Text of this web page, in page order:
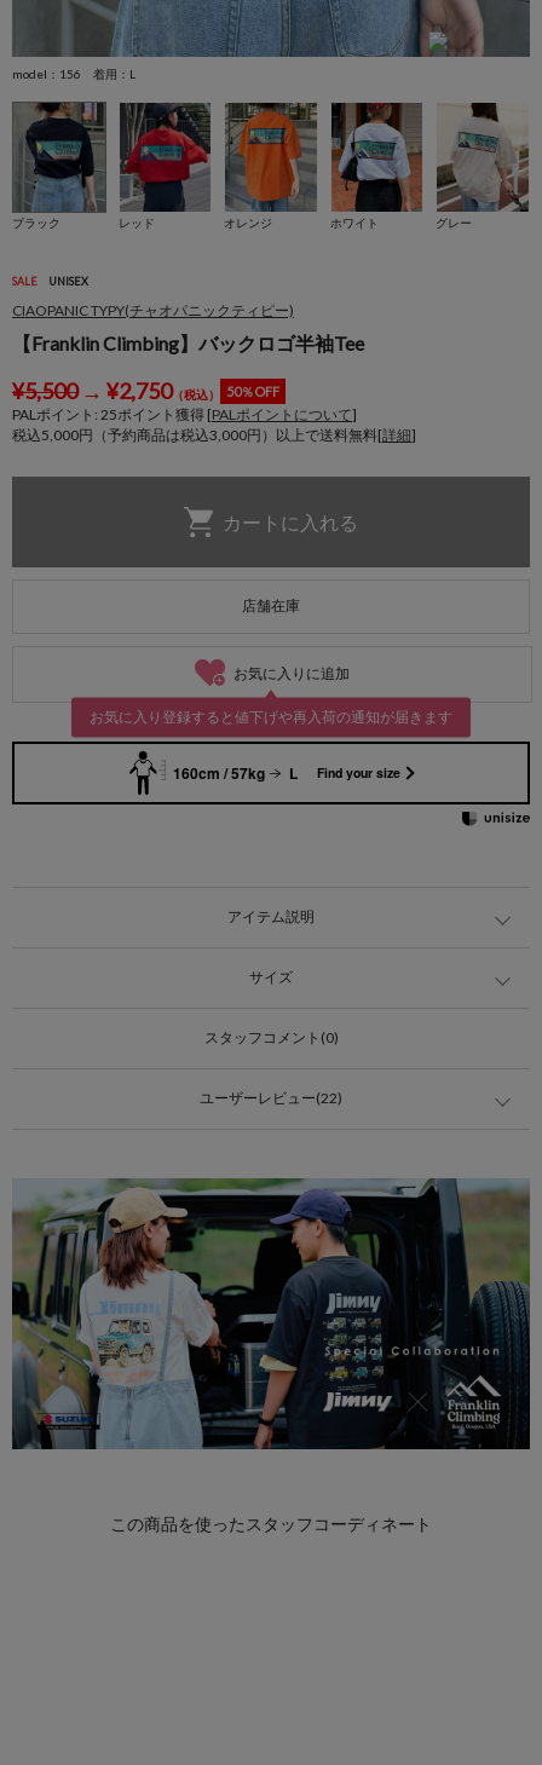
model：156 着用：L
ブラック レッド オレンジ ホワイト グレー
SALE UNISEX
CIAOPANIC TYPY(チャオパニックティピー)
【Franklin Climbing】バックロゴ半袖Tee
¥5,500→ ¥2,750（税込） 50％OFF
PALポイント: 25ポイント獲得 [PALポイントについて]
税込5,000円（予約商品は税込3,000円）以上で送料無料[詳細]
店舗在庫
お気に入りに追加
お気に入り登録すると値下げや再入荷の通知が届きます
160cm / 57kg L Find your size
アイテム説明
サイズ
スタッフコメント(0)
ユーザーレビュー(22)